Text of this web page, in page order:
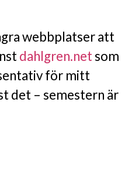
webbplatser att
dahlgren.netsom
för mitt
det – semestern är